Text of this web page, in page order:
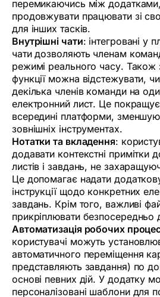
перемикаючись між
продовжувати працювати зі
для інших тасків.
Внутрішні чати: інтегровані у
чати дозволяють членам
режимі реального часу. Також
функції можна відстежувати,
декілька членів команди на
електронний лист. Це покращує
всередині платформи,
зовнішніх інструментах.
Нотатки та вкладення:
додавати контекстні примітки
листів і завдань, не
Це допомагає надати
інструкції щодо конкретних
завдань. Крім того, важливі
прикріплювати
Автоматизація робочих
користувачі можуть
автоматичного переміщення
представляють завдання) по
основі певних дій. У додатку
персоналізовані шаблони для